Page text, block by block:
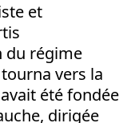
et
du régime
vers la
été fondée
dirigée